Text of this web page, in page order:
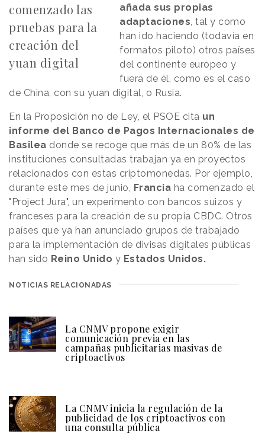
comenzado las
pruebas para la
creación del
yuan digital
añada sus propias
adaptaciones , tal y como
han ido haciendo (todavía en
formatos piloto) otros países
del continente europeo y
fuera de él, como es el caso
de China, con su yuan digital, o Rusia.
En la Proposición no de Ley, el PSOE cita un
informe del Banco de Pagos Internacionales de
Basilea donde se recoge que más de un 80% de las
instituciones consultadas trabajan ya en proyectos
relacionados con estas criptomonedas. Por ejemplo,
durante este mes de junio, Francia ha comenzado el
"Project Jura", un experimento con bancos suizos y
franceses para la creación de su propia CBDC. Otros
países que ya han anunciado grupos de trabajado
para la implementación de divisas digitales públicas
han sido Reino Unido y Estados Unidos.
NOTICIAS RELACIONADAS
La CNMV propone exigir
comunicación previa en las
campañas publicitarias masivas de
criptoactivos
La CNMV inicia la regulación de la
publicidad de los criptoactivos con
una consulta pública